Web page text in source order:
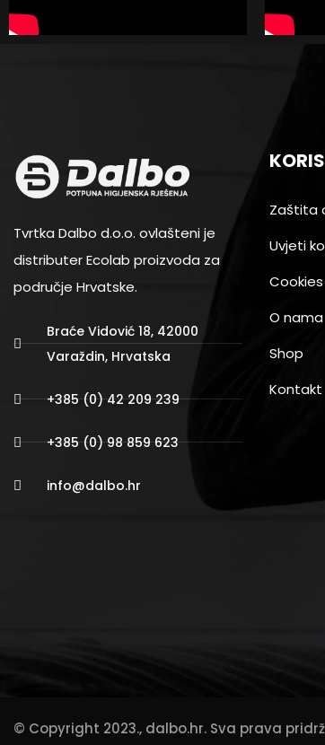
Tvrtka Dalbo d.o.o. ovlašteni je
distributer Ecolab proizvoda za
područje Hrvatske.
Braće Vidović 18, 42000
Varaždin, Hrvatska
+385 (0) 42 209 239
+385 (0) 98 859 623
info@dalbo.hr
Zaštita
Uvjeti
O nama
Shop
Kontakt
© Copyright 2023., dalbo.hr. Sva prava